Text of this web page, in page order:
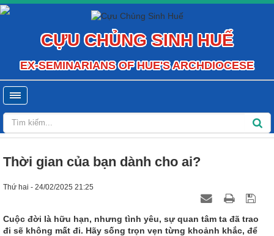
CỰU CHỦNG SINH HUẾ
EX-SEMINARIANS OF HUE'S ARCHDIOCESE
Thời gian của bạn dành cho ai?
Thứ hai - 24/02/2025 21:25
Cuộc đời là hữu hạn, nhưng tình yêu, sự quan tâm ta đã trao
đi sẽ không mất đi. Hãy sống trọn vẹn từng khoảnh khắc, để